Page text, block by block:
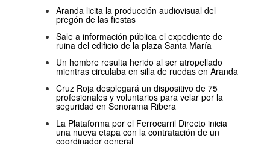
Aranda licita la producción audiovisual del
pregón de las fiestas
Sale a información pública el expediente de
ruina del edificio de la plaza Santa María
Un hombre resulta herido al ser atropellado
mientras circulaba en silla de ruedas en Aranda
Cruz Roja desplegará un dispositivo de 75
profesionales y voluntarios para velar por la
seguridad en Sonorama Ribera
La Plataforma por el Ferrocarril Directo inicia
una nueva etapa con la contratación de un
coordinador general